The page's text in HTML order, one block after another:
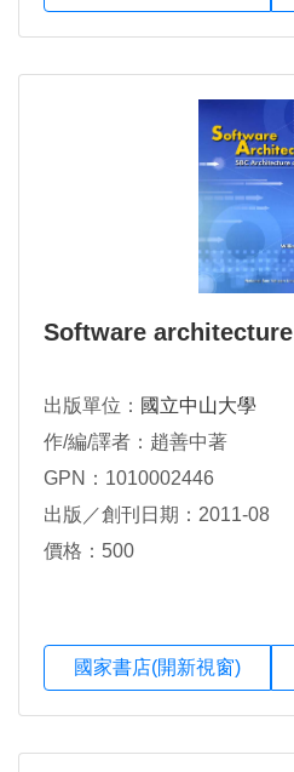
Software architecture
出版單位： 國立中山大學
作/編/譯者：趙善中著
GPN：1010002446
出版／創刊日期：2011-08
價格：500
國家書店(開新視窗)